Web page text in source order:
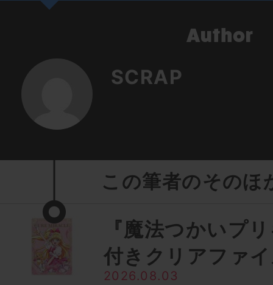
SCRAP
この筆者のそのほ
『魔法つかいプ
付きクリアファ
2026.08.03